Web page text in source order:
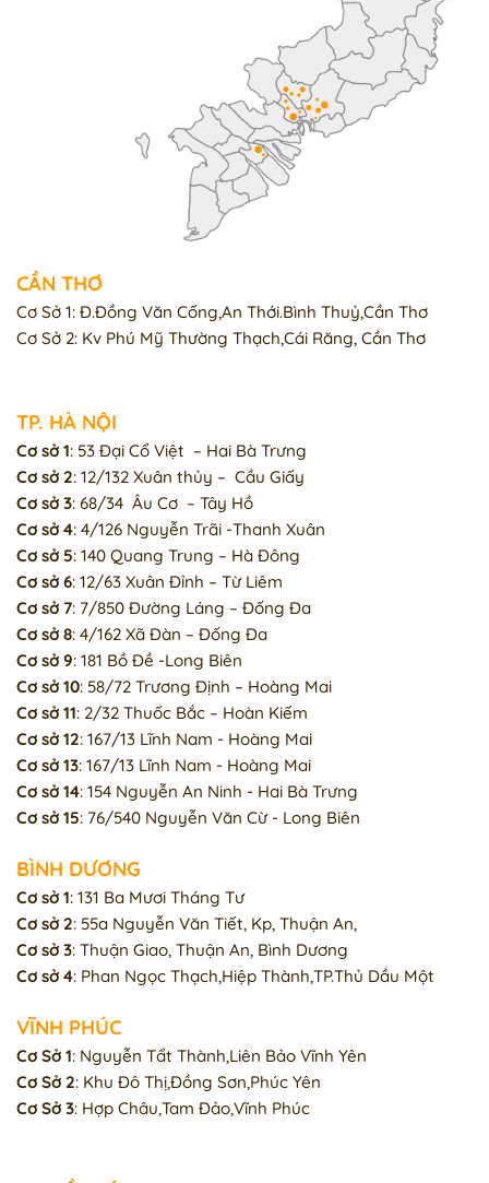
CẦN THƠ
Cơ Sở 1: Đ.Đồng Văn Cống,An Thới.Bình Thuỷ,Cần Thơ
Cơ Sở 2: Kv Phú Mỹ Thường Thạch,Cái Răng, Cần Thơ
TP. HÀ NỘI
Cơ sở 1: 53 Đại Cổ Việt – Hai Bà Trưng
Cơ sở 2: 12/132 Xuân thủy – Cầu Giấy
Cơ sở 3: 68/34 Âu Cơ – Tây Hồ
Cơ sở 4: 4/126 Nguyễn Trãi -Thanh Xuân
Cơ sở 5: 140 Quang Trung – Hà Đông
Cơ sở 6: 12/63 Xuân Đỉnh – Từ Liêm
Cơ sở 7: 7/850 Đường Láng – Đống Đa
Cơ sở 8: 4/162 Xã Đàn – Đống Đa
Cơ sở 9: 181 Bồ Đề -Long Biên
Cơ sở 10: 58/72 Trương Định – Hoàng Mai
Cơ sở 11: 2/32 Thuốc Bắc – Hoàn Kiếm
Cơ sở 12: 167/13 Lĩnh Nam - Hoàng Mai
Cơ sở 13: 167/13 Lĩnh Nam - Hoàng Mai
Cơ sở 14: 154 Nguyễn An Ninh - Hai Bà Trưng
Cơ sở 15: 76/540 Nguyễn Văn Cừ - Long Biên
BÌNH DƯƠNG
Cơ sở 1: 131 Ba Mươi Tháng Tư
Cơ sở 2: 55a Nguyễn Văn Tiết, Kp, Thuận An,
Cơ sở 3: Thuận Giao, Thuận An, Bình Dương
Cơ sở 4: Phan Ngọc Thạch,Hiệp Thành,TP.Thủ Dầu Một
VĨNH PHÚC
Cơ Sở 1: Nguyễn Tẩt Thành,Liên Bảo Vĩnh Yên
Cơ Sở 2: Khu Đô Thị,Đồng Sơn,Phúc Yên
Cơ Sở 3: Hợp Châu,Tam Đảo,Vĩnh Phúc